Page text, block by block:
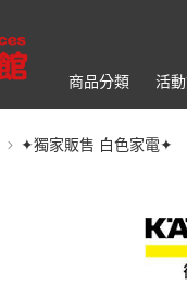
商品分類 活
✦獨家販售 白色家電✦